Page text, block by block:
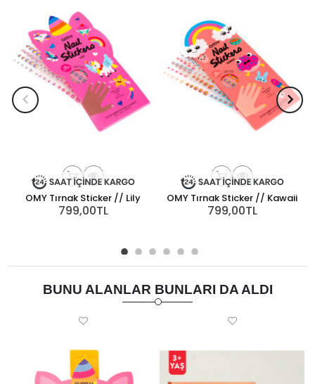
OMY Tırnak Sticker // Lily
799,00TL
OMY Tırnak Sticker // Kawaii
799,00TL
BUNU ALANLAR BUNLARI DA ALDI